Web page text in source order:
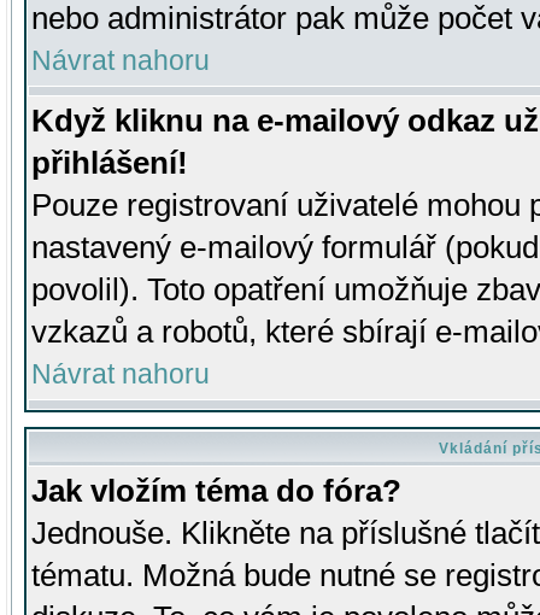
nebo administrátor pak může počet
Návrat nahoru
Když kliknu na e-mailový odkaz
přihlášení!
Pouze registrovaní uživatelé mohou
nastavený e-mailový formulář
povolil). Toto opatření umožňuje
vzkazů a robotů, které sbírají e-
Návrat nahoru
Vkládání
Jak vložím téma do fóra?
Jednouše. Klikněte na příslušné
tématu. Možná bude nutné se